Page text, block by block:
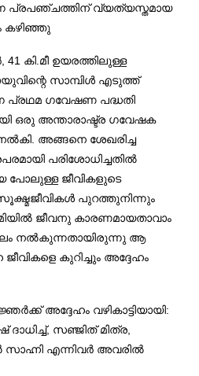
പ്രപഞ്ചത്തിന് വ്യത്യസ്തമായ
കഴിഞ്ഞു
41 കി.മീ ഉയരത്തിലുള്ള
സാമ്പിൾ എടുത്ത്
പ്രഥമ ഗവേഷണ പദ്ധതി
ഒരു അന്താരാഷ്ട്ര ഗവേഷക
അങ്ങനെ ശേഖരിച്ച
പരിശോധിച്ചതിൽ
പോലുള്ള ജീവികളുടെ
പുറത്തുനിന്നും
ജീവനു കാരണമായതാവാം
നൽകുന്നതായിരുന്നു ആ
കുറിച്ചും അദ്ദേഹം
അദ്ദേഹം വഴികാട്ടിയായി:
സഞ്ജിത് മിത്ര,
എന്നിവർ അവരിൽ